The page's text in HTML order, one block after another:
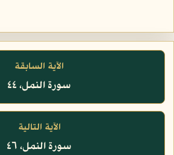
الآية السابقة
سورة النمل، ٤٤
الآية التالية
سورة النمل، ٤٦